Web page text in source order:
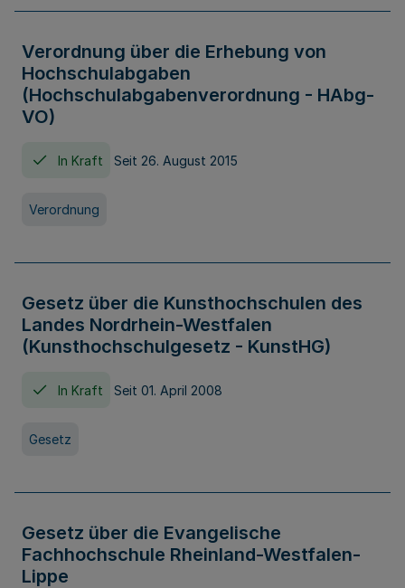
Verordnung über die Erhebung von
Hochschulabgaben
(Hochschulabgabenverordnung - HAbg-
VO)
In Kraft Seit 26. August 2015
Verordnung
Gesetz über die Kunsthochschulen des
Landes Nordrhein-Westfalen
(Kunsthochschulgesetz - KunstHG)
In Kraft Seit 01. April 2008
Gesetz
Gesetz über die Evangelische
Fachhochschule Rheinland-Westfalen-
Lippe